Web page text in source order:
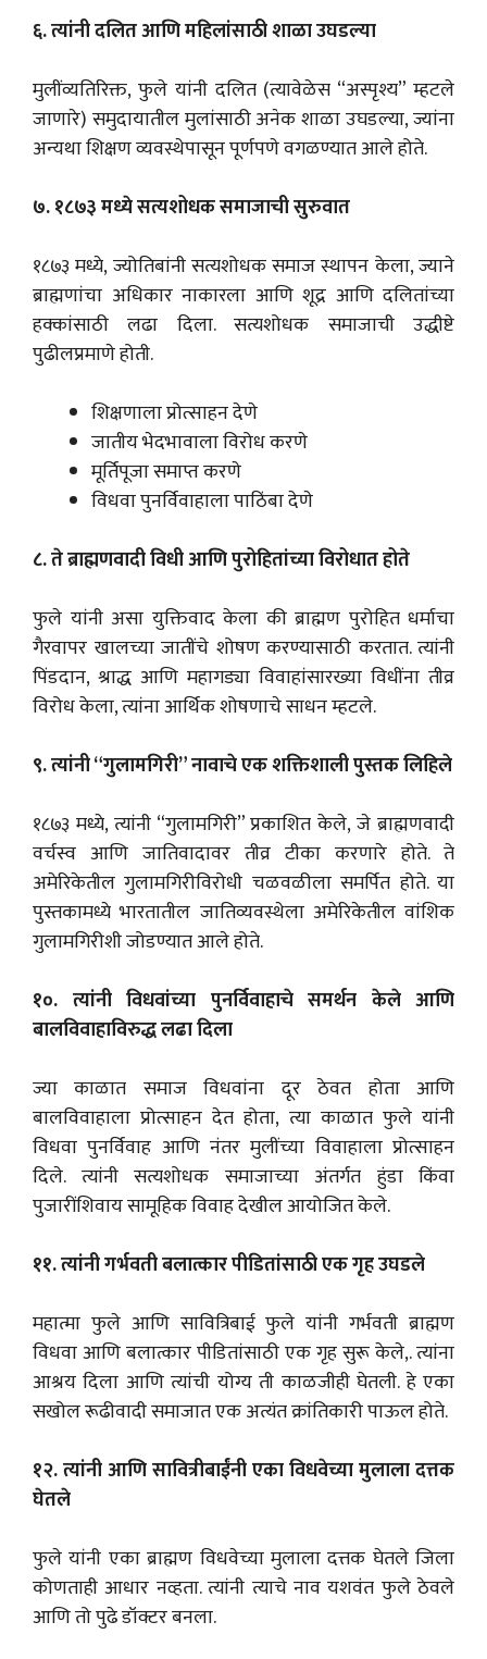
६. त्यांनी दलित आणि महिलांसाठी शाळा उघडल्या
मुलींव्यतिरिक्त, फुले यांनी दलित (त्यावेळेस “अस्पृश्य” म्हटले
जाणारे) समुदायातील मुलांसाठी अनेक शाळा उघडल्या, ज्यांना
अन्यथा शिक्षण व्यवस्थेपासून पूर्णपणे वगळण्यात आले होते.
७. १८७३ मध्ये सत्यशोधक समाजाची सुरुवात
१८७३ मध्ये, ज्योतिबांनी सत्यशोधक समाज स्थापन केला, ज्याने
ब्राह्मणांचा अधिकार नाकारला आणि शूद्र आणि दलितांच्या
हक्कांसाठी लढा दिला. सत्यशोधक समाजाची उद्धीष्टे
पुढीलप्रमाणे होती.
शिक्षणाला प्रोत्साहन देणे
जातीय भेदभावाला विरोध करणे
मूर्तिपूजा समाप्त करणे
विधवा पुनर्विवाहाला पाठिंबा देणे
८. ते ब्राह्मणवादी विधी आणि पुरोहितांच्या विरोधात होते
फुले यांनी असा युक्तिवाद केला की ब्राह्मण पुरोहित धर्माचा
गैरवापर खालच्या जातींचे शोषण करण्यासाठी करतात. त्यांनी
पिंडदान, श्राद्ध आणि महागड्या विवाहांसारख्या विधींना तीव्र
विरोध केला, त्यांना आर्थिक शोषणाचे साधन म्हटले.
९. त्यांनी “गुलामगिरी” नावाचे एक शक्तिशाली पुस्तक लिहिले
१८७३ मध्ये, त्यांनी “गुलामगिरी” प्रकाशित केले, जे ब्राह्मणवादी
वर्चस्व आणि जातिवादावर तीव्र टीका करणारे होते. ते
अमेरिकेतील गुलामगिरीविरोधी चळवळीला समर्पित होते. या
पुस्तकामध्ये भारतातील जातिव्यवस्थेला अमेरिकेतील वांशिक
गुलामगिरीशी जोडण्यात आले होते.
१०. त्यांनी विधवांच्या पुनर्विवाहाचे समर्थन केले आणि
बालविवाहाविरुद्ध लढा दिला
ज्या काळात समाज विधवांना दूर ठेवत होता आणि
बालविवाहाला प्रोत्साहन देत होता, त्या काळात फुले यांनी
विधवा पुनर्विवाह आणि नंतर मुलींच्या विवाहाला प्रोत्साहन
दिले. त्यांनी सत्यशोधक समाजाच्या अंतर्गत हुंडा किंवा
पुजारींशिवाय सामूहिक विवाह देखील आयोजित केले.
११. त्यांनी गर्भवती बलात्कार पीडितांसाठी एक गृह उघडले
महात्मा फुले आणि सावित्रिबाई फुले यांनी गर्भवती ब्राह्मण
विधवा आणि बलात्कार पीडितांसाठी एक गृह सुरू केले,. त्यांना
आश्रय दिला आणि त्यांची योग्य ती काळजीही घेतली. हे एका
सखोल रूढीवादी समाजात एक अत्यंत क्रांतिकारी पाऊल होते.
१२. त्यांनी आणि सावित्रीबाईंनी एका विधवेच्या मुलाला दत्तक
घेतले
फुले यांनी एका ब्राह्मण विधवेच्या मुलाला दत्तक घेतले जिला
कोणताही आधार नव्हता. त्यांनी त्याचे नाव यशवंत फुले ठेवले
आणि तो पुढे डॉक्टर बनला.